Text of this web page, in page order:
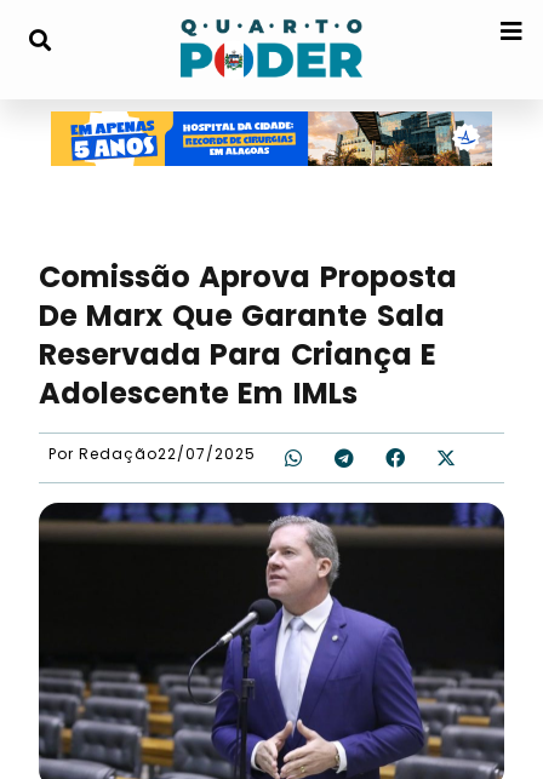
Comissão Aprova Proposta
De Marx Que Garante Sala
Reservada Para Criança E
Adolescente Em IMLs
Por Redação22/07/2025